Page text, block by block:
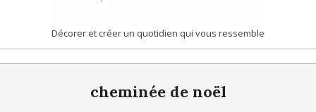
COCON
|
DÉCORATION
Décorer et créer un quotidien qui vous ressemble
cheminée de noël